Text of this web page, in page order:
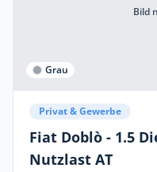
Grau
Bild
Privat & Gewerbe
Fiat Doblò - 1.5
Nutzlast AT